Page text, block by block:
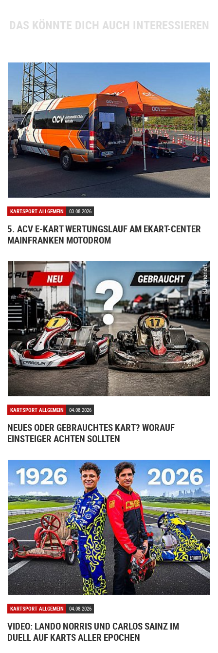
DAS KÖNNTE DICH AUCH INTERESSIEREN
KARTSPORT ALLGEMEIN 03.08.2026
5. ACV E-KART WERTUNGSLAUF AM EKART-CENTER
MAINFRANKEN MOTODROM
KARTSPORT ALLGEMEIN 04.08.2026
NEUES ODER GEBRAUCHTES KART? WORAUF
EINSTEIGER ACHTEN SOLLTEN
KARTSPORT ALLGEMEIN 04.08.2026
VIDEO: LANDO NORRIS UND CARLOS SAINZ IM
DUELL AUF KARTS ALLER EPOCHEN